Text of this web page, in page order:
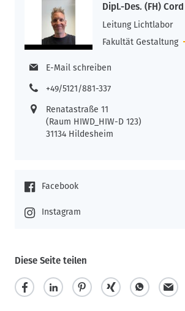
Dipl.-Des. (FH)
Leitung Lichtlabor
Fakultät Gestaltung
E-Mail schreiben
+49/5121/881-337
Renatastraße 11
(Raum HIWD_HIW-D 123)
31134 Hildesheim
Facebook
Instagram
Diese Seite teilen